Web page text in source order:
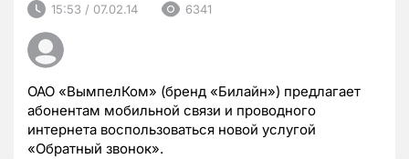
15:53 / 07.02.14 6341
ОАО «ВымпелКом» (бренд «Билайн») предлагает
абонентам мобильной связи и проводного
интернета воспользоваться новой услугой
«Обратный звонок».